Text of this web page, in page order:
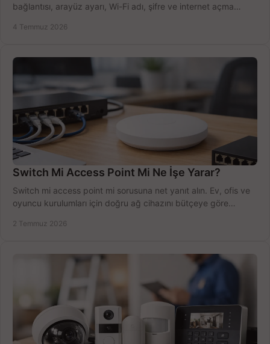
bağlantısı, arayüz ayarı, Wi-Fi adı, şifre ve internet açma
4 Temmuz 2026
Switch Mi Access Point Mi Ne İşe Yarar?
Switch mi access point mi sorusuna net yanıt alın. Ev, ofis ve
oyuncu kurulumları için doğru ağ cihazını bütçeye göre
2 Temmuz 2026